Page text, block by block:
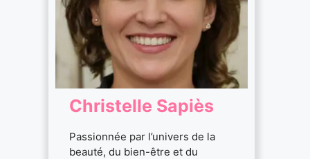
Christelle Sapiès
Passionnée par l’univers de la
beauté, du bien-être et du